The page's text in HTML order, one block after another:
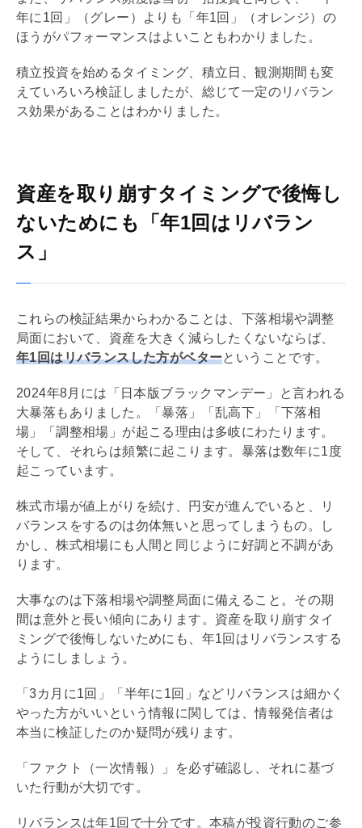
年に1回」（グレー）よりも「年1回」（オレンジ）の
ほうがパフォーマンスはよいこともわかりました。
積立投資を始めるタイミング、積立日、観測期間も変
えていろいろ検証しましたが、総じて一定のリバラン
ス効果があることはわかりました。
資産を取り崩すタイミングで後悔し
ないためにも「年1回はリバラン
ス」
これらの検証結果からわかることは、下落相場や調整
局面において、資産を大きく減らしたくないならば、
年1回はリバランスした方がベターということです。
2024年8月には「日本版ブラックマンデー」と言われる
大暴落もありました。「暴落」「乱高下」「下落相
場」「調整相場」が起こる理由は多岐にわたります。
そして、それらは頻繁に起こります。暴落は数年に1度
起こっています。
株式市場が値上がりを続け、円安が進んでいると、リ
バランスをするのは勿体無いと思ってしまうもの。し
かし、株式相場にも人間と同じように好調と不調があ
ります。
大事なのは下落相場や調整局面に備えること。その期
間は意外と長い傾向にあります。資産を取り崩すタイ
ミングで後悔しないためにも、年1回はリバランスする
ようにしましょう。
「3カ月に1回」「半年に1回」などリバランスは細かく
やった方がいいという情報に関しては、情報発信者は
本当に検証したのか疑問が残ります。
「ファクト（一次情報）」を必ず確認し、それに基づ
いた行動が大切です。
リバランスは年1回で十分です。本稿が投資行動のご参